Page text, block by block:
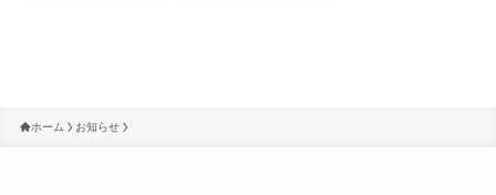
ホーム お知らせ